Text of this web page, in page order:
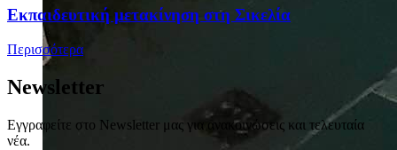
Eκπαιδευτική μετακίνηση στη Σικελία
Περισσότερα
Newsletter
Εγγραφείτε στο Newsletter μας για ανακοινώσεις και τελευταία
νέα.